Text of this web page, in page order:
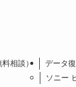
料相談）
データ
ソニー